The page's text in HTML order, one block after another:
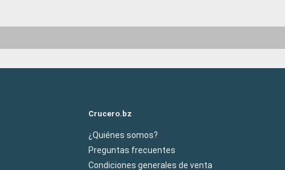
Crucero.bz
¿Quiénes somos?
Preguntas frecuentes
Condiciones generales de venta